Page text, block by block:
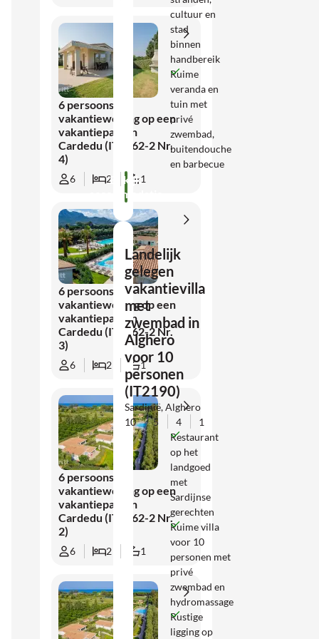
6 persoons
vakantiewoning op een
vakantiepark in
Cardedu (IT2262-2 Nr.
4)
6 2 1
6 persoons
vakantiewoning op een
vakantiepark in
Cardedu (IT2262-2 Nr.
3)
6 2 1
6 persoons
vakantiewoning op een
vakantiepark in
Cardedu (IT2262-2 Nr.
2)
6 2 1
cultuur en
stad
binnen
handbereik
Ruime
veranda en
tuin met
privé
zwembad,
buitendouche
en barbecue
Bekijk
accommodatie
Landelijk
gelegen
vakantievilla
met
zwembad in
Alghero
voor 10
personen
(IT2190)
Sardinië, Alghero
10
5 4
1
Restaurant
op het
landgoed
met
Sardijnse
gerechten
Ruime villa
voor 10
personen met
privé
zwembad en
hydromassage
Rustige
ligging op